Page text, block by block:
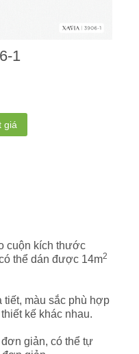
1
giá
cuộn kích thước
thể dán được 14m2
tiết, màu sắc phù hợp
kế khác nhau.
giản, có thể tự